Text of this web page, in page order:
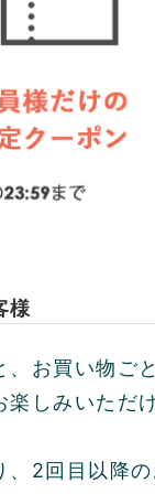
様
お買い物ご
しみいただ
2回目以降